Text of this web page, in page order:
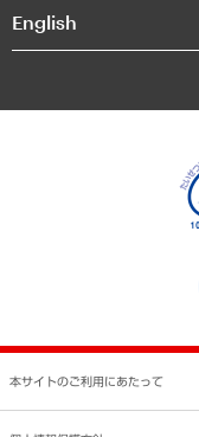
個人情報保護方針
反社会的勢力に対する基本方
書面による個人情報の開示
English
本サイトのご利用にあたって